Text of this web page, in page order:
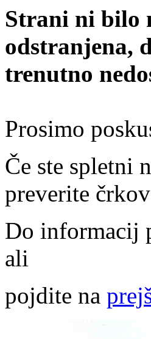
Strani ni bilo
odstranjena,
trenutno
Prosimo
Če ste spletni
preverite
Do informacij
ali
pojdite na